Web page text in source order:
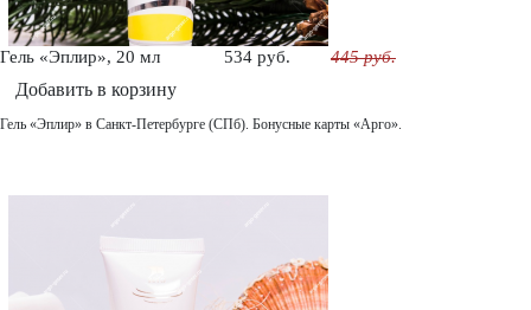
Гель «Эплир», 20 мл 534 руб. 445 руб.
Добавить в корзину
Гель «Эплир» в Санкт-Петербурге (СПб). Бонусные карты «Арго».